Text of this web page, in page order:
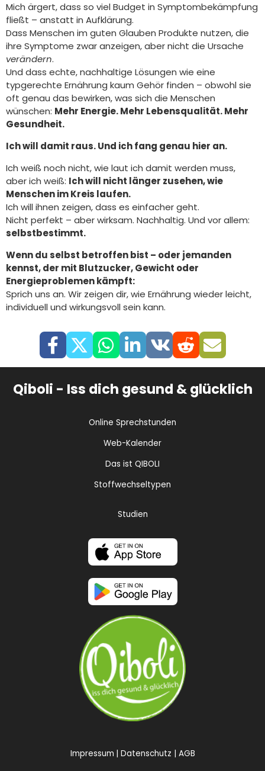
Mich ärgert, dass so viel Budget in Symptombekämpfung
fließt – anstatt in Aufklärung.
Dass Menschen im guten Glauben Produkte nutzen, die
ihre Symptome zwar anzeigen, aber nicht die Ursache
verändern.
Und dass echte, nachhaltige Lösungen wie eine
typgerechte Ernährung kaum Gehör finden – obwohl sie
oft genau das bewirken, was sich die Menschen
wünschen: Mehr Energie. Mehr Lebensqualität. Mehr
Gesundheit.
Ich will damit raus. Und ich fang genau hier an.
Ich weiß noch nicht, wie laut ich damit werden muss,
aber ich weiß: Ich will nicht länger zusehen, wie
Menschen im Kreis laufen.
Ich will ihnen zeigen, dass es einfacher geht.
Nicht perfekt – aber wirksam. Nachhaltig. Und vor allem:
selbstbestimmt.
Wenn du selbst betroffen bist – oder jemanden
kennst, der mit Blutzucker, Gewicht oder
Energieproblemen kämpft:
Sprich uns an. Wir zeigen dir, wie Ernährung wieder leicht,
individuell und wirkungsvoll sein kann.
Qiboli - Iss dich gesund & glücklich
Online Sprechstunden
Web-Kalender
Das ist QIBOLI
Stoffwechseltypen
Studien
Impressum Datenschutz AGB